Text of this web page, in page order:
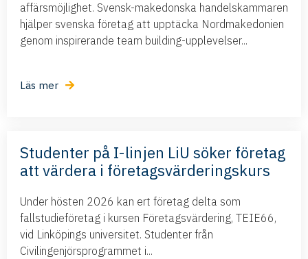
affärsmöjlighet. Svensk-makedonska handelskammaren
hjälper svenska företag att upptäcka Nordmakedonien
genom inspirerande team building-upplevelser...
Läs mer
Studenter på I-linjen LiU söker företag
att värdera i företagsvärderingskurs
Under hösten 2026 kan ert företag delta som
fallstudieföretag i kursen Företagsvärdering, TEIE66,
vid Linköpings universitet. Studenter från
Civilingenjörsprogrammet i...